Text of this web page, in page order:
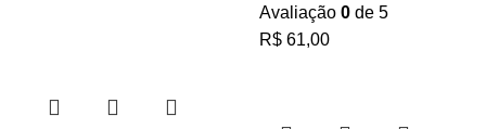
Avaliação 0 de 5
R$ 61,00